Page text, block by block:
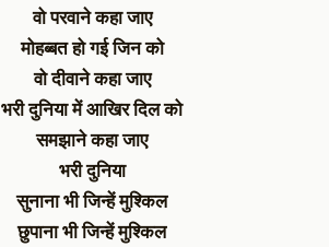
वो परवाने कहा जाए
मोहब्बत हो गई जिन को
वो दीवाने कहा जाए
भरी दुनिया में आखिर दिल को
समझाने कहा जाए
भरी दुनिया
सुनाना भी जिन्हें मुश्किल
छुपाना भी जिन्हें मुश्किल